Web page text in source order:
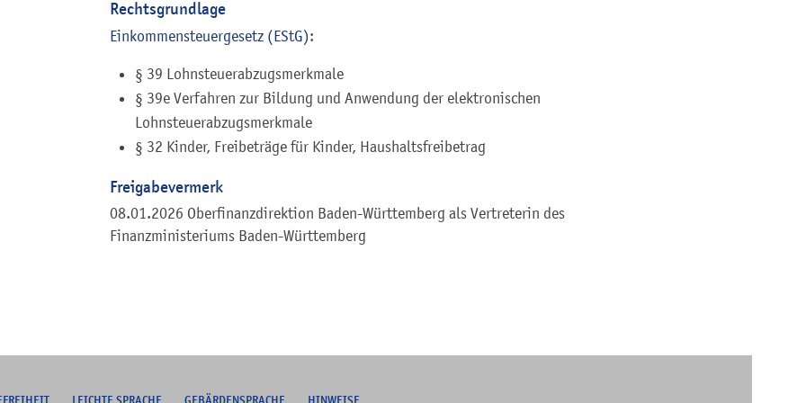
Rechtsgrundlage
Einkommensteuergesetz (EStG):
§ 39 Lohnsteuerabzugsmerkmale
§ 39e Verfahren zur Bildung und Anwendung der elektronischen
Lohnsteuerabzugsmerkmale
§ 32 Kinder, Freibeträge für Kinder, Haushaltsfreibetrag
Freigabevermerk
08.01.2026 Oberfinanzdirektion Baden-Württemberg als Vertreterin des
Finanzministeriums Baden-Württemberg